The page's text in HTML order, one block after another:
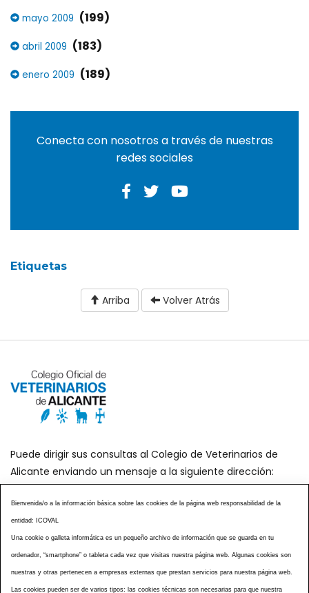
mayo 2009 (199)
abril 2009 (183)
enero 2009 (189)
Conecta con nosotros a través de nuestras
redes sociales
Etiquetas
Arriba Volver Atrás
Puede dirigir sus consultas al Colegio de Veterinarios de
Alicante enviando un mensaje a la siguiente dirección:
secretaria@icoval.org
¿SABÍAS QUÉ?
CENTROS VETERINARIOS
TABLÓN ANUNCIOS
CURSOS Y EVENTOS
TÉRMINOS Y CONDICIONES
Bienvenida/o a la información básica sobre las cookies de la página web responsabilidad de la
entidad: ICOVAL
Una cookie o galleta informática es un pequeño archivo de información que se guarda en tu
ordenador, “smartphone” o tableta cada vez que visitas nuestra página web. Algunas cookies son
nuestras y otras pertenecen a empresas externas que prestan servicios para nuestra página web.
Las cookies pueden ser de varios tipos: las cookies técnicas son necesarias para que nuestra